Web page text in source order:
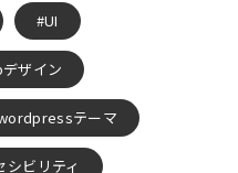
UI
ザイン
テーマ
シビリティ